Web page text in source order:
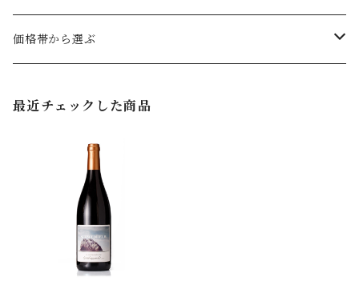
ミディアムボディ
辛口
ロゼワイン
ファルツ
オーストリア
ヴェルトナー
シュヴェートヘルム
価格帯から選ぶ
5,000円（税込）〜7,999円（税込）
8,000円（税込）〜
最近チェックした商品